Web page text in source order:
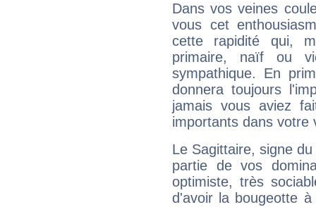
Dans vos veines
vous cet
cette rapidité qui,
primaire, naïf ou
sympathique. En
donnera toujours
jamais vous aviez
importants dans votre
Le Sagittaire, signe
partie de vos
optimiste, très
d'avoir la bougeotte